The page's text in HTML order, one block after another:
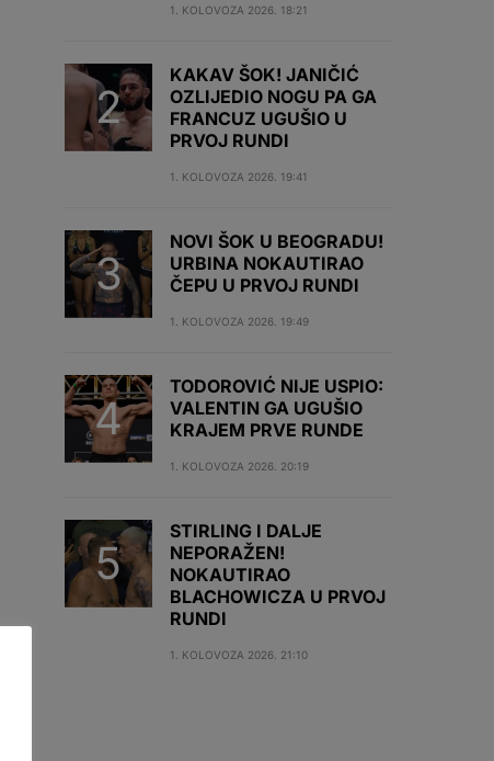
1. KOLOVOZA 2026. 18:21
KAKAV ŠOK! JANIČIĆ
OZLIJEDIO NOGU PA GA
FRANCUZ UGUŠIO U
PRVOJ RUNDI
1. KOLOVOZA 2026. 19:41
NOVI ŠOK U BEOGRADU!
URBINA NOKAUTIRAO
ČEPU U PRVOJ RUNDI
1. KOLOVOZA 2026. 19:49
TODOROVIĆ NIJE USPIO:
VALENTIN GA UGUŠIO
KRAJEM PRVE RUNDE
1. KOLOVOZA 2026. 20:19
STIRLING I DALJE
NEPORAŽEN!
NOKAUTIRAO
BLACHOWICZA U PRVOJ
RUNDI
1. KOLOVOZA 2026. 21:10